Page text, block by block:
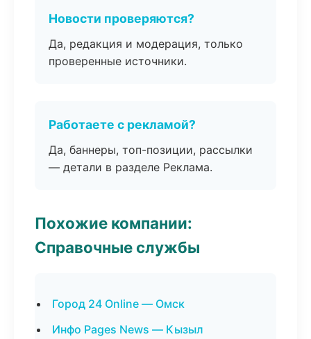
Новости проверяются?
Да, редакция и модерация, только
проверенные источники.
Работаете с рекламой?
Да, баннеры, топ-позиции, рассылки
— детали в разделе Реклама.
Похожие компании:
Справочные службы
Город 24 Online — Омск
Инфо Pages News — Кызыл